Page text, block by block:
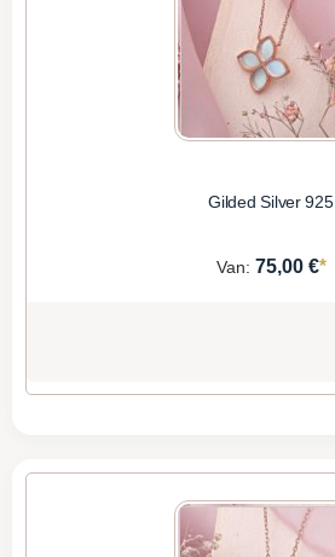
Gilded Silver 925
Van: 75,00 €*